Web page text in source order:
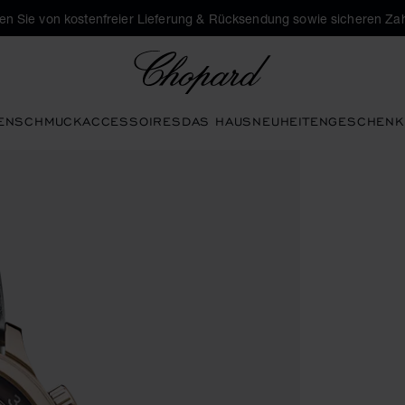
Sie von kostenfreier Lieferung & Rücksendung sowie sicheren
SCHMUCKACCESSOIRESDAS HAUSNEUHEITEN